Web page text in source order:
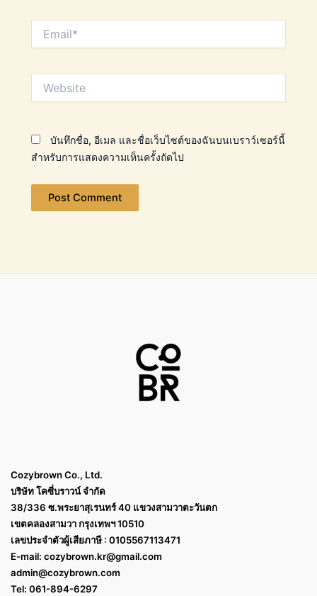
บันทึกชื่อ, อีเมล และชื่อเว็บไซต์ของฉันบนเบราว์เซอร์นี้
สำหรับการแสดงความเห็นครั้งถัดไป
Cozybrown Co., Ltd.
บริษัท โคซี่บราวน์ จำกัด
38/336 ซ.พระยาสุเรนทร์ 40 แขวงสามวาตะวันตก
เขตคลองสามวา กรุงเทพฯ 10510
เลขประจำตัวผู้เสียภาษี : 0105567113471
E-mail: cozybrown.kr@gmail.com
admin@cozybrown.com
Tel: 061-894-6297